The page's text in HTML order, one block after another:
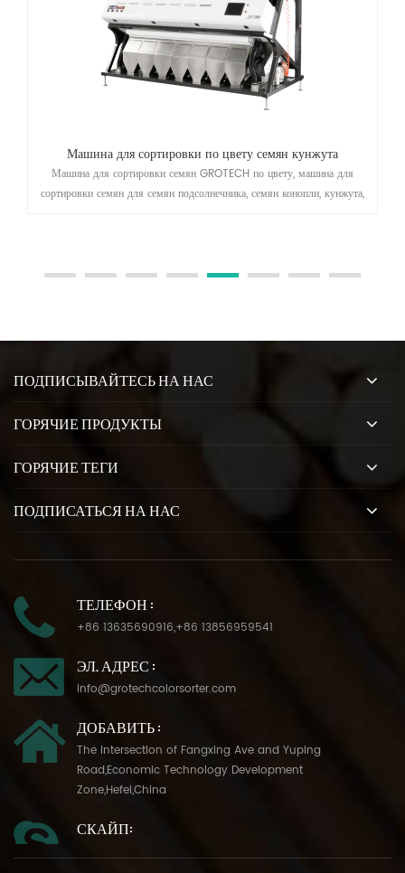
Машина для сортировки по цвету семян кунжута
Машина для сортировки семян GROTECH по цвету, машина для
сортировки семян для семян подсолнечника, семян конопли, кунжута,
ПОДПИСЫВАЙТЕСЬ НА НАС
ГОРЯЧИЕ ПРОДУКТЫ
ГОРЯЧИЕ ТЕГИ
ПОДПИСАТЬСЯ НА НАС
ТЕЛЕФОН :
+86 13635690916,+86 13856959541
ЭЛ. АДРЕС :
info@grotechcolorsorter.com
ДОБАВИТЬ :
The Intersection of Fangxing Ave and Yuping
Road,Economic Technology Development
Zone,Hefei,China
СКАЙП: